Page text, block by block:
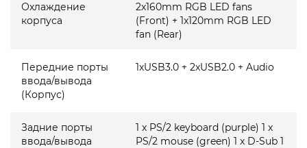
Охлаждение
корпуса
2x160mm RGB LED fans
(Front) + 1x120mm RGB LED
fan (Rear)
Передние порты
ввода/вывода
(Корпус)
1xUSB3.0 + 2xUSB2.0 + Audio
Задние порты
ввода/вывода
1 x PS/2 keyboard (purple) 1 x
PS/2 mouse (green) 1 x D-Sub 1